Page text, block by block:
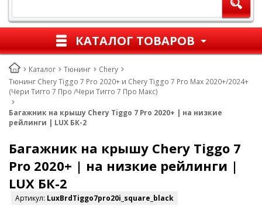
КАТАЛОГ ТОВАРОВ
Каталог Тюнинг
Chery
Тюнинг Chery Tiggo 7 Pro 2020+ и Chery Tiggo 7 Pro Max 2020+/2024+
(Чери Тигго 7 Про /Чери Тигго 7 Про Макс)
Багажник на крышу Chery Tiggo 7 Pro 2020+ | на низкие
рейлинги | LUX БК-2
Багажник на крышу Chery Tiggo 7
Pro 2020+ | на низкие рейлинги |
LUX БК-2
Артикул: LuxBrdTiggo7pro20i_square_black